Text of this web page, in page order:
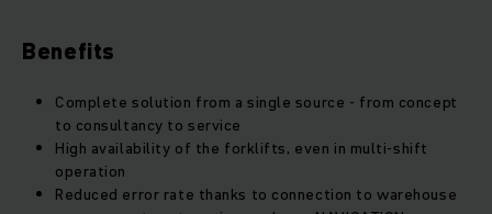
Benefits
Complete solution from a single source - from concept
to consultancy to service
High availability of the forklifts, even in multi-shift
operation
Reduced error rate thanks to connection to warehouse